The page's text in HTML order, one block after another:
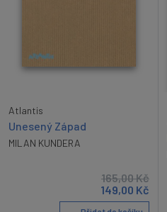
Atlantis
Unesený Západ
MILAN KUNDERA
165,00Kč
149,00 Kč